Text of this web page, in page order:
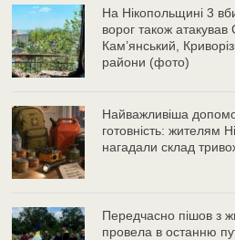
На Нікопольщині 3
ворог також атакував
Кам’янський,
райони (фото)
Найважливіша
готовність: жителям
нагадали склад
Передчасно пішов з
провела в останню